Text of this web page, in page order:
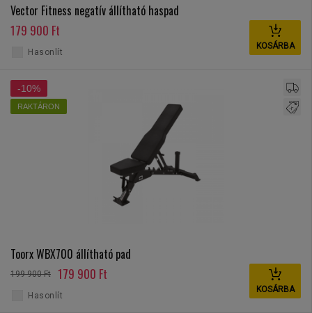
Vector Fitness negatív állítható haspad
179 900 Ft
KOSÁRBA
Hasonlít
-10%
RAKTÁRON
Toorx WBX700 állítható pad
199 900 Ft 179 900 Ft
KOSÁRBA
Hasonlít